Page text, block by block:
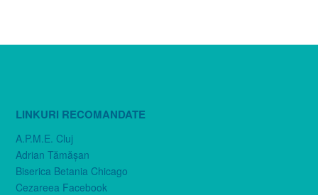
LINKURI RECOMANDATE
A.P.M.E. Cluj
Adrian Tămăşan
Biserica Betania Chicago
Cezareea Facebook